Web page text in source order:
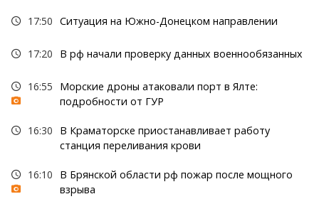
17:50 Ситуация на Южно-Донецком направлении
17:20 В рф начали проверку данных военнообязанных
16:55
Морские дроны атаковали порт в Ялте:
подробности от ГУР
16:30
В Краматорске приостанавливает работу
станция переливания крови
16:10
В Брянской области рф пожар после мощного
взрыва